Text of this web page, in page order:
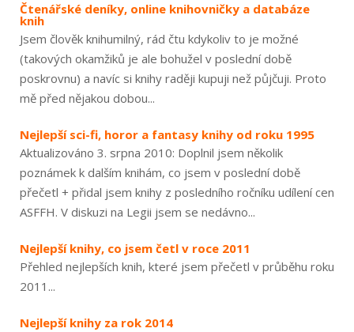
Čtenářské deníky, online knihovničky a databáze
knih
Jsem člověk knihumilný, rád čtu kdykoliv to je možné
(takových okamžiků je ale bohužel v poslední době
poskrovnu) a navíc si knihy raději kupuji než půjčuji. Proto
mě před nějakou dobou...
Nejlepší sci-fi, horor a fantasy knihy od roku 1995
Aktualizováno 3. srpna 2010: Doplnil jsem několik
poznámek k dalším knihám, co jsem v poslední době
přečetl + přidal jsem knihy z posledního ročníku udílení cen
ASFFH. V diskuzi na Legii jsem se nedávno...
Nejlepší knihy, co jsem četl v roce 2011
Přehled nejlepších knih, které jsem přečetl v průběhu roku
2011...
Nejlepší knihy za rok 2014